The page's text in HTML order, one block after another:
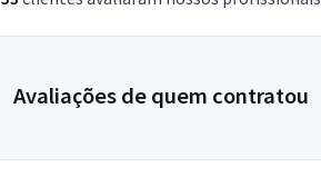
Avaliações de quem contratou